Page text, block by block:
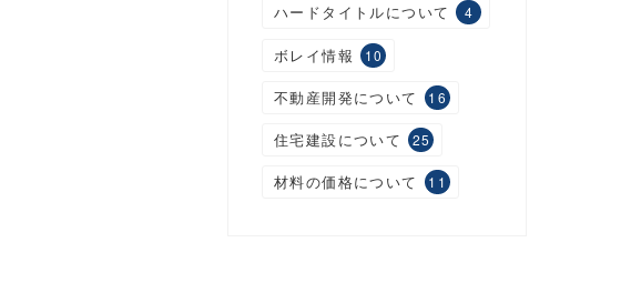
ハードタイトルについて 4
ボレイ情報 10
不動産開発について 16
住宅建設について 25
材料の価格について 11